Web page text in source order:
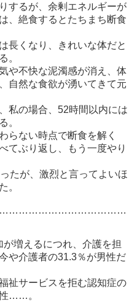
するが、余剰エネルギーが
、絶食するとたちまち断食
長くなり、きれいな体だと
。
や不快な泥濁感が消え、体
自然な食欲が湧いてきて元
私の場合、52時間以内には
。
らない時点で断食を解く
てぶり返し、もう一度やり
たが、激烈と言ってよいほ
。
増えるにつれ、介護を担
や介護者の31.3％が男性だ
祉サービスを拒む認知症の
……。